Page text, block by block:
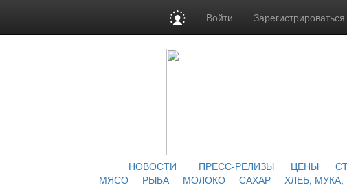
Войти Зарегистрироваться
НОВОСТИ ПРЕСС-РЕЛИЗЫ ЦЕНЫ
МЯСО
РЫБА МОЛОКО САХАР ХЛЕБ,